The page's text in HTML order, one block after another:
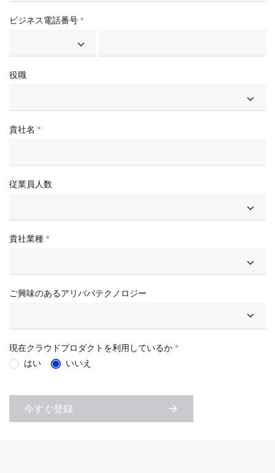
ビジネス電話番号
役職
貴社名
従業員人数
貴社業種
ご興味のあるアリババテクノロジー
現在クラウドプロダクトを利用しているか
はい
いいえ
今すぐ登録